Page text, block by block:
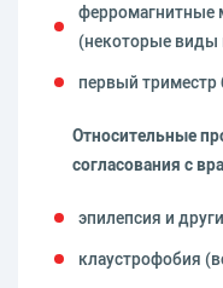
ферромагнитные
(некоторые виды
первый триместр
Относительные
согласования с
эпилепсия и
клаустрофобия